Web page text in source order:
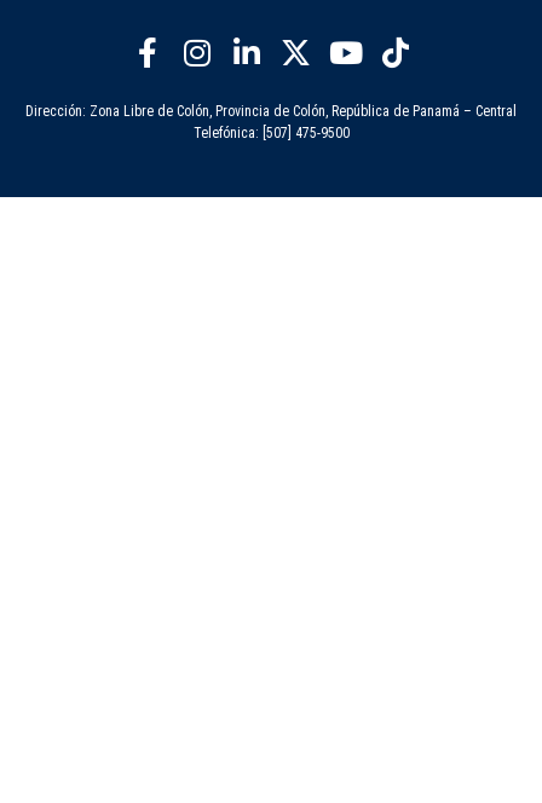
Dirección: Zona Libre de Colón, Provincia de Colón, República de Panamá – Central
Telefónica: [507] 475-9500